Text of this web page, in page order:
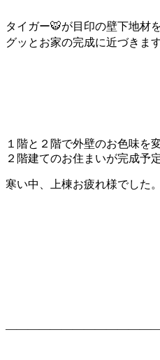
タイガー🐯が目印の壁下地材
グッとお家の完成に近づきま
１階と２階で外壁のお色味を
２階建てのお住まいが完成予
寒い中、上棟お疲れ様でした。